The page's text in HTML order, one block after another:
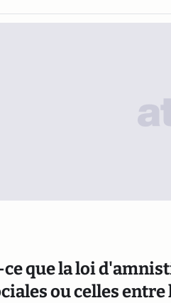
que la loi
ou celles